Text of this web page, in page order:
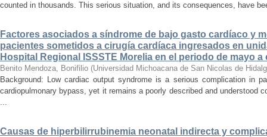
counted in thousands. This serious situation, and its consequences, have
Factores asociados a síndrome de bajo gasto cardíaco y
pacientes sometidos a cirugía cardíaca ingresados en
Hospital Regional ISSSTE Morelia en el periodo de mayo a
Benito Mendoza, Bonifilio (Universidad Michoacana de San Nicolas de
Background: Low cardiac output syndrome is a serious complication in
cardiopulmonary bypass, yet it remains a poorly described and understood
...
Causas de hiperbilirrubinemia neonatal indirecta y